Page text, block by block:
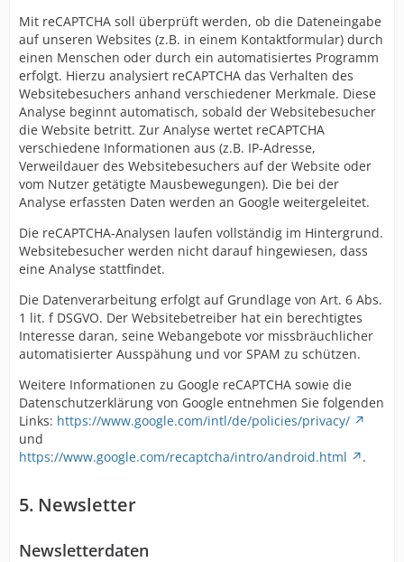
Mit reCAPTCHA soll überprüft werden, ob die Dateneingabe
auf unseren Websites (z.B. in einem Kontaktformular) durch
einen Menschen oder durch ein automatisiertes Programm
erfolgt. Hierzu analysiert reCAPTCHA das Verhalten des
Websitebesuchers anhand verschiedener Merkmale. Diese
Analyse beginnt automatisch, sobald der Websitebesucher
die Website betritt. Zur Analyse wertet reCAPTCHA
verschiedene Informationen aus (z.B. IP-Adresse,
Verweildauer des Websitebesuchers auf der Website oder
vom Nutzer getätigte Mausbewegungen). Die bei der
Analyse erfassten Daten werden an Google weitergeleitet.
Die reCAPTCHA-Analysen laufen vollständig im Hintergrund.
Websitebesucher werden nicht darauf hingewiesen, dass
eine Analyse stattfindet.
Die Datenverarbeitung erfolgt auf Grundlage von Art. 6 Abs.
1 lit. f DSGVO. Der Websitebetreiber hat ein berechtigtes
Interesse daran, seine Webangebote vor missbräuchlicher
automatisierter Ausspähung und vor SPAM zu schützen.
Weitere Informationen zu Google reCAPTCHA sowie die
Datenschutzerklärung von Google entnehmen Sie folgenden
Links: https://www.google.com/intl/de/policies/privacy/
und
https://www.google.com/recaptcha/intro/android.html
.
5. Newsletter
Newsletterdaten